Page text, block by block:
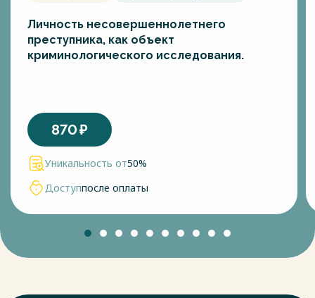
Личность несовершеннолетнего
преступника, как объект
криминологического исследования.
870₽
Уникальность от50%
Доступпосле оплаты